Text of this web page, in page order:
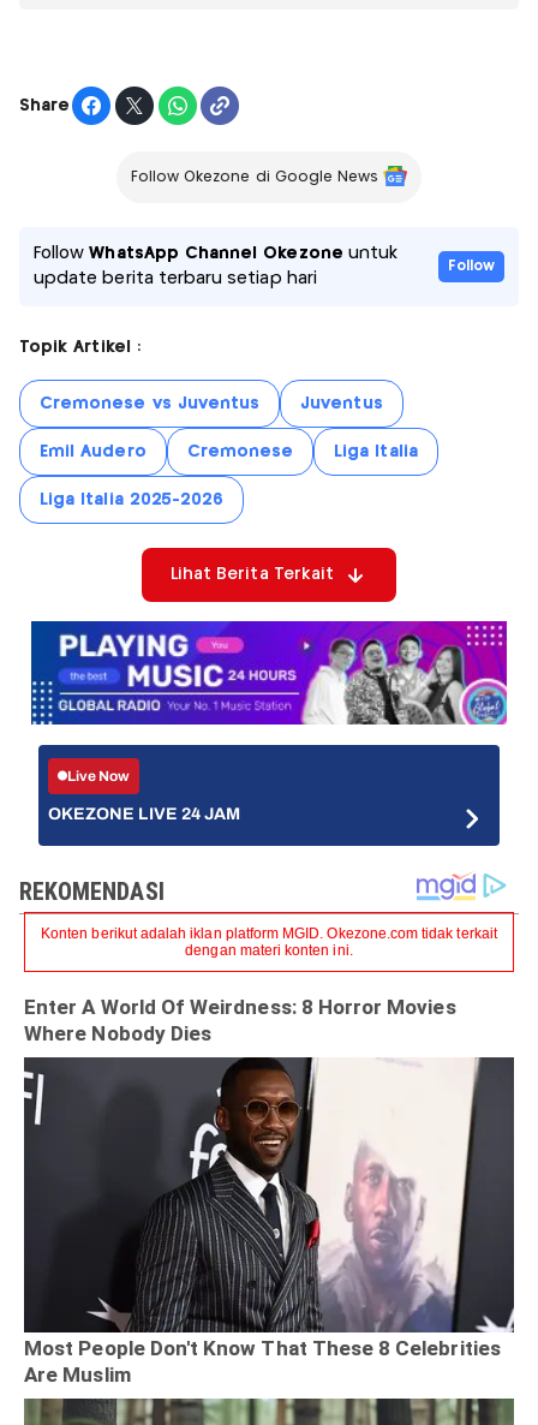
Share
Follow Okezone di Google News
FollowWhatsApp Channel Okezone untuk
update berita terbaru setiap hari
Follow
Topik Artikel :
Cremonese vs Juventus Juventus
Emil Audero Cremonese Liga Italia
Liga Italia 2025-2026
Lihat Berita Terkait
Live Now
OKEZONE LIVE 24 JAM